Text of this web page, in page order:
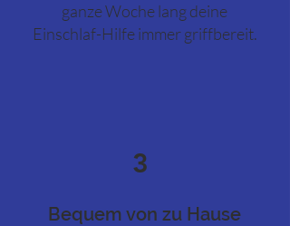
ganze Woche lang deine
Einschlaf-Hilfe immer griffbereit.
3
Bequem von zu Hause